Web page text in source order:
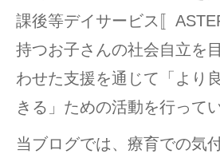
課後等デイサービス〚
持つお子さんの社会自立を
わせた支援を通じて「より
きる」ための活動を行って
当ブログでは、療育での気